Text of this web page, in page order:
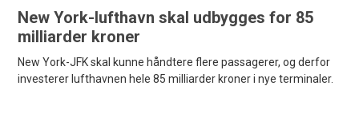
New York-lufthavn skal udbygges for 85
milliarder kroner
New York-JFK skal kunne håndtere flere passagerer, og derfor
investerer lufthavnen hele 85 milliarder kroner i nye terminaler.